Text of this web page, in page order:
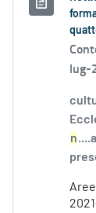
lug-
n